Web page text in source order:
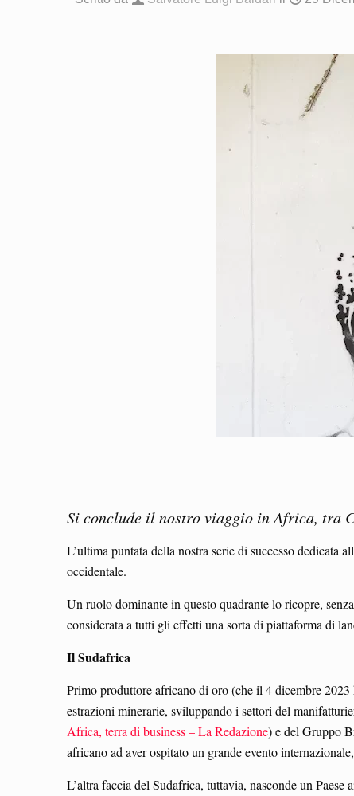
Si conclude il nostro viaggio in Africa, tra
L’ultima puntata della nostra serie di successo dedicata
occidentale.
Un ruolo dominante in questo quadrante lo ricopre,
considerata a tutti gli effetti una sorta di piattaforma di
Il Sudafrica
Primo produttore africano di oro (che il 4 dicembre
estrazioni minerarie, sviluppando i settori del
Africa, terra di business – La Redazione) e del Gruppo
africano ad aver ospitato un grande evento
L’altra faccia del Sudafrica, tuttavia, nasconde un